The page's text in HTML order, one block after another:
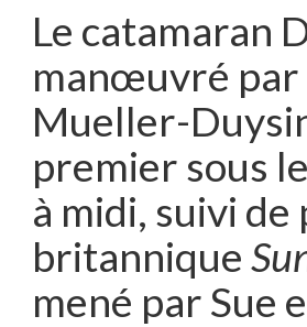
Le catamaran
manœuvré par
Mueller-
premier sous
à midi, suivi
britannique
mené par Sue